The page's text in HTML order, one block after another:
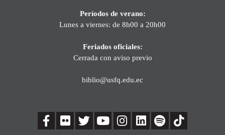
Períodos de verano:
Lunes a viernes: de 8h00 a 20h00
Feriados oficiales:
Cerrada con aviso previo
biblio@usfq.edu.ec